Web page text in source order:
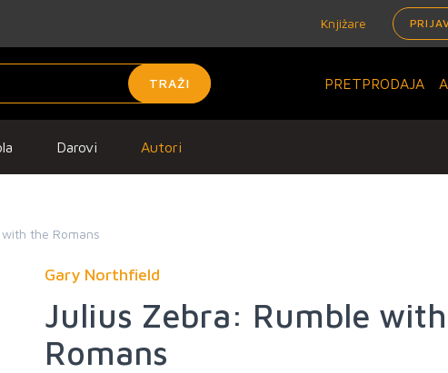
Knjižare
TRAŽI PRETPRODAJA
Darovi Autori
the Romans
Gary Northfield
Julius Zebra: Rumble
Romans